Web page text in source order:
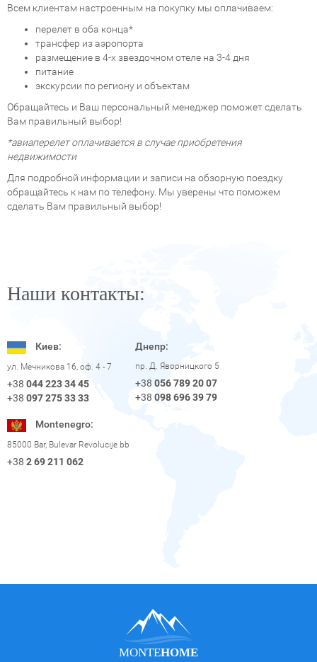
Всем клиентам настроенным на покупку мы оплачиваем:
перелет в оба конца*
трансфер из аэропорта
размещение в 4-х звездочном отеле на 3-4 дня
питание
экскурсии по региону и объектам
Обращайтесь и Ваш персональный менеджер поможет сделать
Вам правильный выбор!
*авиаперелет оплачивается в случае приобретения
недвижимости
Для подробной информации и записи на обзорную поездку
обращайтесь к нам по телефону. Мы уверены что поможем
сделать Вам правильный выбор!
Наши контакты:
Киев:
ул. Мечникова 16, оф. 4 - 7
+38 044 223 34 45
+38 097 275 33 33
Днепр:
пр. Д. Яворницкого 5
+38 056 789 20 07
+38 098 696 39 79
Montenegro:
85000 Bar, Bulevar Revolucije bb
+38 2 69 211 062
MONTEHOME